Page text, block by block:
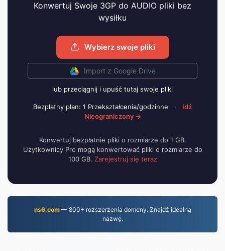
Konwertuj Swoje 3GP do AUDIO pliki bez
wysiłku
Wybierz swoje pliki
Import z Google Drive
lub przeciągnij i upuść tutaj swoje pliki
Bezpłatny plan: 1 Przekształcenia/godzinne ·
Idź
Nieograniczony →
Konwertuj bezpłatnie pliki o rozmiarze do 1 GB.
Użytkownicy Pro mogą konwertować pliki o rozmiarze do
100 GB. Zarejestruj się teraz
ns6.com— 800+ rozszerzenia domeny. Znajdź idealną
nazwę.